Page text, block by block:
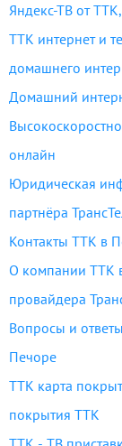
Яндекс-ТВ от
ТТК интернет и
домашнего
Домашний
онлайн
Юридическая
партнёра
Контакты ТТК в
О компании ТТК
провайдера
Вопросы и
Печоре
ТТК карта
покрытия ТТК